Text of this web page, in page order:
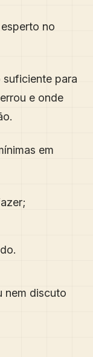
no
para
e onde
em
nem discuto